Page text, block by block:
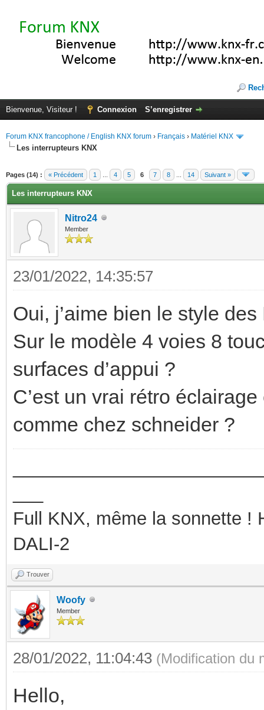
Bienvenue, Visiteur ! Connexion S’enregistrer
Forum KNX francophone / English KNX forum › Français › Matériel KNX
Les interrupteurs KNX
Pages (14) : « Précédent 1 4 5 6 7 8 14 Suivant »
Les interrupteurs KNX
Nitro24
Member
23/01/2022, 14:35:57
Oui, j’aime bien le style
Sur le modèle 4 voies 8
surfaces d’appui ?
C’est un vrai rétro
comme chez schneider ?
Full KNX, même la sonnette !
DALI-2
Trouver
Woofy
Member
28/01/2022, 11:04:43 (Modification du
Hello,